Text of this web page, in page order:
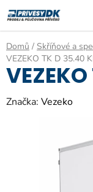
na
obsah
Domů / Skříňové a
VEZEKO TK D 35.40
Značka: Vezeko